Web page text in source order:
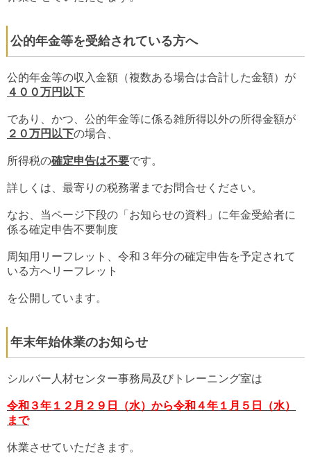
公的年金等を受給されている方へ
公的年金等の収入金額（複数ある場合は合計した金額）が
４００万円以下
であり、かつ、公的年金等に係る雑所得以外の所得金額が
２０万円以下の場合、
所得税の確定申告は不要です。
詳しくは、最寄りの税務署までお問合せください。
なお、当ページ下段の「お知らせの資料」に年金受給者に
係る確定申告不要制度
周知用リーフレット、令和３年分の確定申告を予定されて
いる方へリーフレット
を公開しています。
年末年始休業のお知らせ
シルバー人材センター事務局及びトレーニング室は
令和３年１２月２９日（水）から令和４年１月５日（水）
まで
休業させていただきます。